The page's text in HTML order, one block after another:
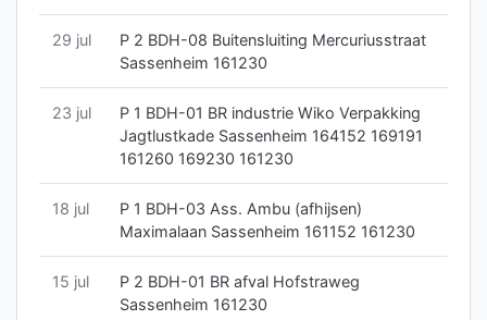
29 jul
P 2 BDH-08 Buitensluiting Mercuriusstraat
Sassenheim 161230
23 jul
P 1 BDH-01 BR industrie Wiko Verpakking
Jagtlustkade Sassenheim 164152 169191
161260 169230 161230
18 jul
P 1 BDH-03 Ass. Ambu (afhijsen)
Maximalaan Sassenheim 161152 161230
15 jul
P 2 BDH-01 BR afval Hofstraweg
Sassenheim 161230